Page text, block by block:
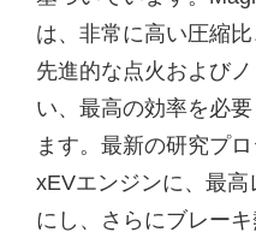
は、非常に高い圧縮
先進的な点火および
い、最高の効率を必
ます。最新の研究プ
xEVエンジンに、最
にし、さらにブレー